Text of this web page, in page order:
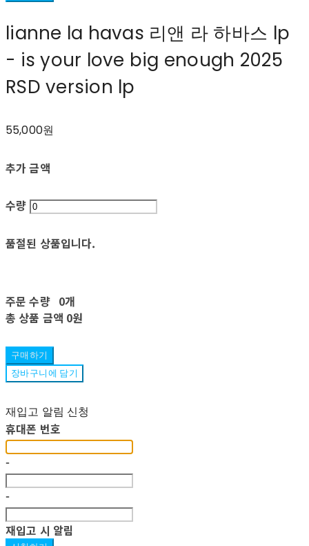
lianne la havas 리앤 라 하바스 lp
- is your love big enough 2025
RSD version lp
55,000원
추가 금액
수량
품절된 상품입니다.
주문 수량 0개
총 상품 금액 0원
구매하기
장바구니에 담기
재입고 알림 신청
휴대폰 번호
-
-
재입고 시 알림